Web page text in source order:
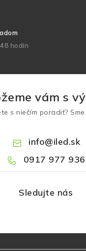
hodín
vám s
s niečím poradiť?
info@iled.sk
0917 977 936